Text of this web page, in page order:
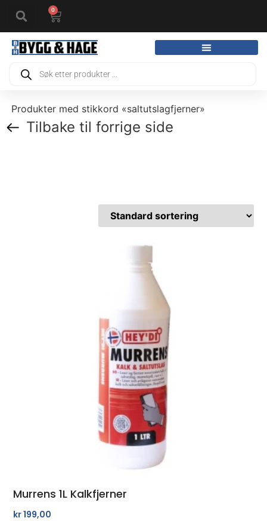
0
Produkter med stikkord «saltutslagfjerner»
Tilbake til forrige side
Murrens 1L Kalkfjerner
kr199,00